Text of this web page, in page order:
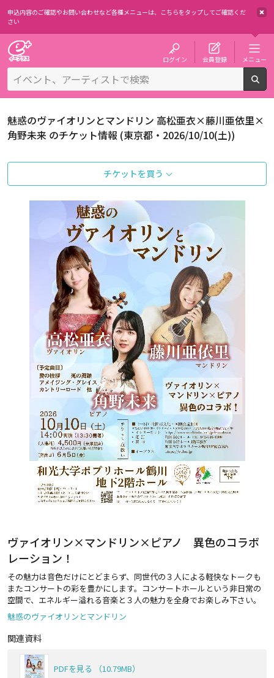
申込内容のご確認やお問い合わせなど各種メニューは、 こちらをタップしてご確認くだ
さい
ログイン 会員登録 メニュー
魅惑のヴァイオリンとマンドリン 高松亜衣×藤川亜依里×
角野未来 のチケット情報 (東京都・2026/10/10(土))
チケットを買う
ヴァイオリン×マンドリン×ピアノ 異色のコラボ
レーション！
その魅力は音色だけにとどまらず、同世代の３人による軽快なトークも
またコンサートの彩を豊かにします。コンサートホールという非日常の
空間で、エネルギー溢れる音楽と３人の魅力を全身でお楽しみ下さい。
魅惑のヴァイオリンとマンドリン
関連資料
PDFを見る （10.79MB）